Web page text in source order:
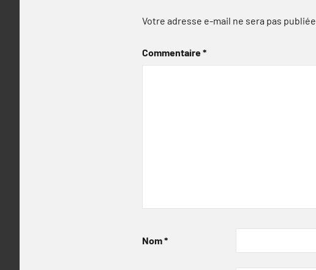
Votre adresse e-mail ne sera pas publiée.
Commentaire*
Nom*